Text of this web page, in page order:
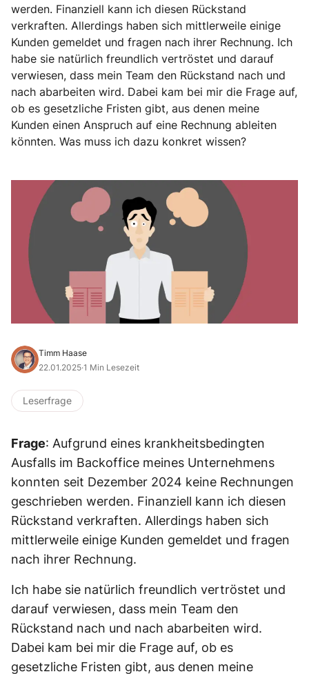
werden. Finanziell kann ich diesen Rückstand
verkraften. Allerdings haben sich mittlerweile einige
Kunden gemeldet und fragen nach ihrer Rechnung. Ich
habe sie natürlich freundlich vertröstet und darauf
verwiesen, dass mein Team den Rückstand nach und
nach abarbeiten wird. Dabei kam bei mir die Frage auf,
ob es gesetzliche Fristen gibt, aus denen meine
Kunden einen Anspruch auf eine Rechnung ableiten
könnten. Was muss ich dazu konkret wissen?
Timm Haase
22.01.2025·1 Min Lesezeit
Leserfrage
Frage: Aufgrund eines krankheitsbedingten
Ausfalls im Backoffice meines Unternehmens
konnten seit Dezember 2024 keine Rechnungen
geschrieben werden. Finanziell kann ich diesen
Rückstand verkraften. Allerdings haben sich
mittlerweile einige Kunden gemeldet und fragen
nach ihrer Rechnung.
Ich habe sie natürlich freundlich vertröstet und
darauf verwiesen, dass mein Team den
Rückstand nach und nach abarbeiten wird.
Dabei kam bei mir die Frage auf, ob es
gesetzliche Fristen gibt, aus denen meine